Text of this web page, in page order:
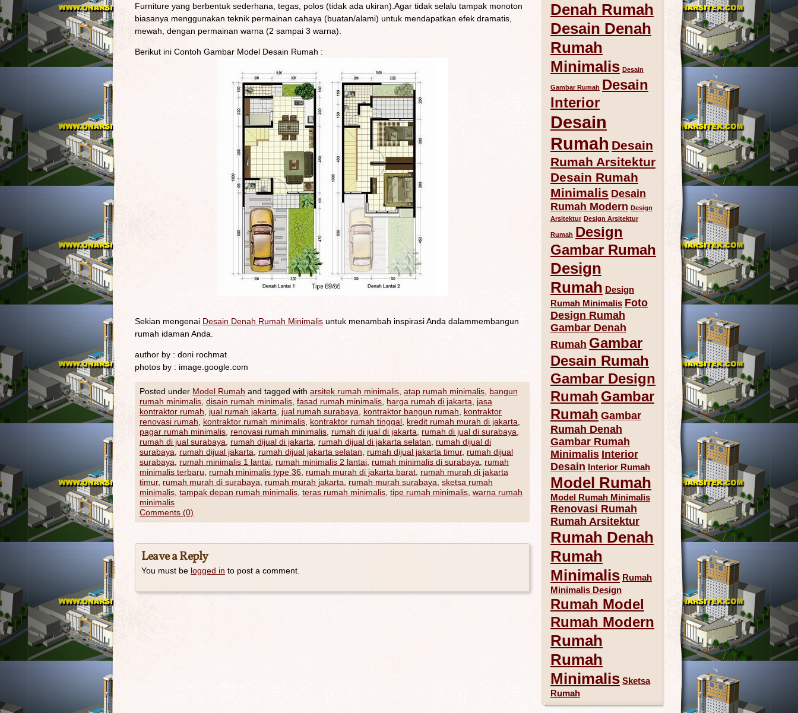
Furniture yang berbentuk sederhana, tegas, polos (tidak ada ukiran).Agar tidak selalu tampak monoton
biasanya menggunakan teknik permainan cahaya (buatan/alami) untuk mendapatkan efek dramatis,
mewah, dengan permainan warna (2 sampai 3 warna).
Berikut ini Contoh Gambar Model Desain Rumah :
Sekian mengenai Desain Denah Rumah Minimalis untuk menambah inspirasi Anda dalammembangun
rumah idaman Anda.
author by : doni rochmat
photos by : image.google.com
Posted under Model Rumah and tagged with arsitek rumah minimalis atap rumah minimalis bangun
rumah minimalis disain rumah minimalis fasad rumah minimalis harga rumah di jakarta
jasa
kontraktor rumah
jual rumah jakarta jual rumah surabaya kontraktor bangun rumah
kontraktor
renovasi rumah
kontraktor rumah minimalis kontraktor rumah tinggal kredit rumah murah di jakarta
pagar rumah minimalis renovasi rumah minimalis rumah di jual di jakarta rumah di jual di surabaya
rumah di jual surabaya
rumah dijual di jakarta rumah dijual di jakarta selatan
rumah dijual di
surabaya
rumah dijual jakarta rumah dijual jakarta selatan rumah dijual jakarta timur, rumah dijual
surabaya
rumah minimalis 1 lantai rumah minimalis 2 lantai rumah minimalis di surabaya
rumah
minimalis terbaru
rumah minimalis type 36 rumah murah di jakarta barat rumah murah di jakarta
timur, rumah murah di surabaya rumah murah jakarta rumah murah surabaya sketsa rumah
minimalis tampak depan rumah minimalis teras rumah minimalis tipe rumah minimalis warna rumah
minimalis
Comments (0)
Leave a Reply
You must be logged in to post a comment.
Denah Rumah
Desain Denah
Rumah
Minimalis Desain
Gambar Rumah Desain
Interior
Desain
Rumah Desain
Rumah Arsitektur
Desain Rumah
Minimalis Desain
Rumah Modern Design
Arsitektur Design Arsitektur
Rumah Design
Gambar Rumah
Design
Rumah Design
Rumah Minimalis Foto
Design Rumah
Gambar Denah
Rumah Gambar
Desain Rumah
Gambar Design
Rumah Gambar
Rumah Gambar
Rumah Denah
Gambar Rumah
Minimalis Interior
Desain
Interior Rumah
Model Rumah
Model Rumah Minimalis
Renovasi Rumah
Rumah Arsitektur
Rumah Denah
Rumah
Minimalis Rumah
Minimalis Design
Rumah Model
Rumah Modern
Rumah
Rumah
Minimalis Sketsa
Rumah